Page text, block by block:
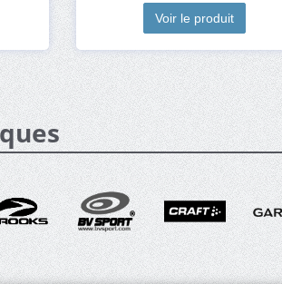
Voir le produit